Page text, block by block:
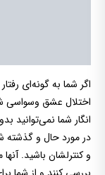
اگر شما به گونه‌ای
اختلال عشق وسواسی
انگار شما نمی‌توانید
در مورد حال و گذشته
و کنترلشان باشید.